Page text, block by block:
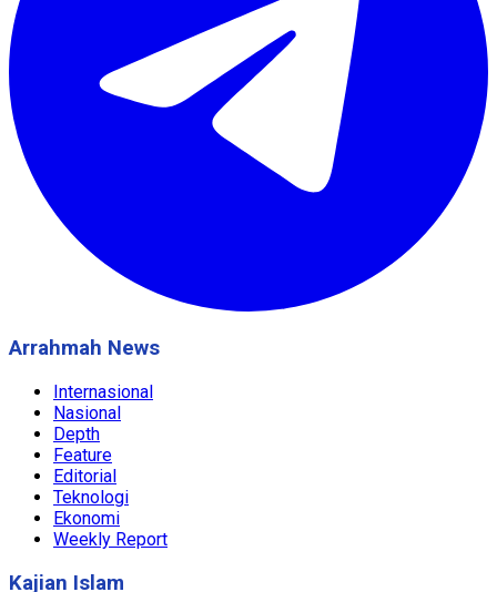
Arrahmah News
Internasional
Nasional
Depth
Feature
Editorial
Teknologi
Ekonomi
Weekly Report
Kajian Islam